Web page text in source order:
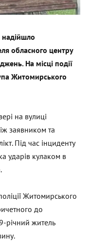
надійшло
обласного центру
На місці події
Житомирського
на вулиці
заявником та
Під час інциденту
ударів кулаком в
Житомирського
до
річний житель